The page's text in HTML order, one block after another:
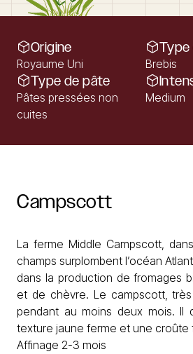
Origine
Royaume Uni
Type
Brebis
Type de pâte
Pâtes pressées non
cuites
Medium
Campscott
La ferme Middle Campscott,
champs surplombent l’océan
dans la production de fromages
et de chèvre. Le campscott,
pendant au moins deux mois. Il
texture jaune ferme et une croûte
Affinage 2-3 mois